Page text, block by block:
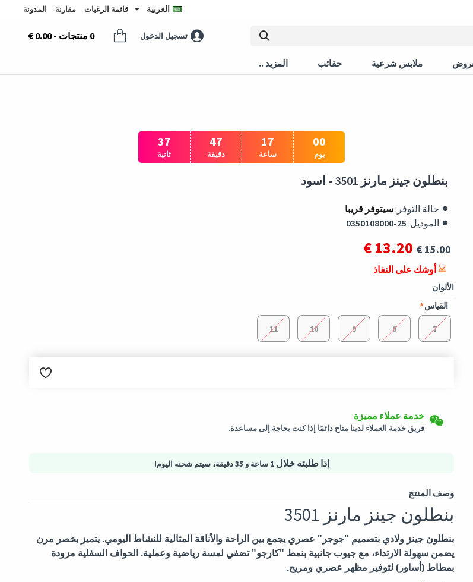
العربية قائمة الرغبات مقارنة المدونة
تسجيل الدخول 0 منتجات - 0.00 €
ملابس شرعية حقائب المزيد ..
بنطلون جينز مارنز 3501 - اسود
إذا طلبته خلال 1 ساعة و 35 دقيقة ،سيتم شحنه اليوم!
وصف المنتج
بنطلون جينز مارنز 3501
بنطلون جينز ولادي بتصميم "جوجر" عصري يجمع بين الراحة والأناقة المثالية للنشاط اليومي. يتميز بخصر مرن
يضمن سهولة الارتداء، مع جيوب جانبية بنمط "كارجو" تضفي لمسة رياضية وعملية. الحواف السفلية مزودة
بمطاط (أساور) لتوفير مظهر عصري ومريح.
حالة التوفر:سيتوفر قريبا
الموديل: 0350108000-25
00
يوم
17
ساعة
47
دقيقة
35
ثانية
13.20 € 15.00 €
الألوان
القياس
7
8
9
10
11
التسوق الأمن
خيارات الدفع الآمنة - تأمين الخصوصية خدمات لوجستية آمنة - حماية المشتريات
أوشك على النفاذ